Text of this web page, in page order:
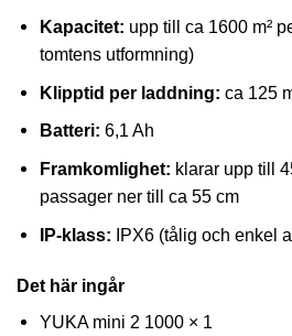
Kapacitet: upp till ca 1600 m²
tomtens utformning)
Klipptid per laddning: ca 125
Batteri: 6,1 Ah
Framkomlighet: klarar upp till
passager ner till ca 55 cm
IP-klass: IPX6 (tålig och enkel
Det här ingår
YUKA mini 2 1000 × 1